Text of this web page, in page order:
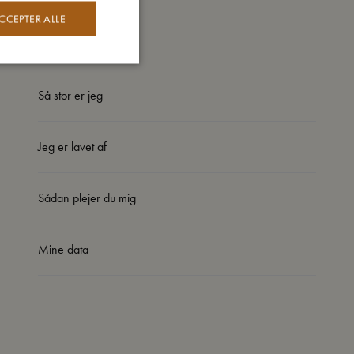
hyggelige måltider.
Så stor er jeg
Jeg er lavet af
Sådan plejer du mig
Mine data
ALLE